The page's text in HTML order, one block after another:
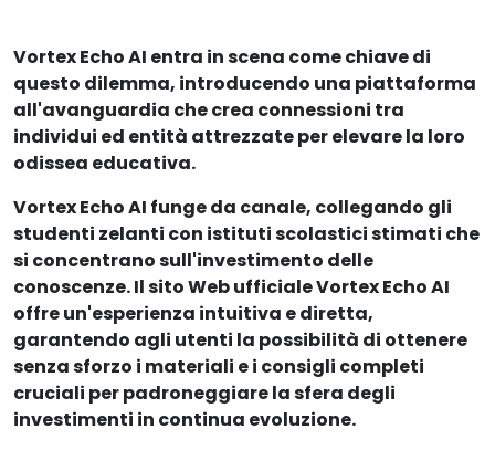
Vortex Echo AI entra in scena come chiave di
questo dilemma, introducendo una piattaforma
all'avanguardia che crea connessioni tra
individui ed entità attrezzate per elevare la loro
odissea educativa.
Vortex Echo AI funge da canale, collegando gli
studenti zelanti con istituti scolastici stimati che
si concentrano sull'investimento delle
conoscenze. Il sito Web ufficiale Vortex Echo AI
offre un'esperienza intuitiva e diretta,
garantendo agli utenti la possibilità di ottenere
senza sforzo i materiali e i consigli completi
cruciali per padroneggiare la sfera degli
investimenti in continua evoluzione.